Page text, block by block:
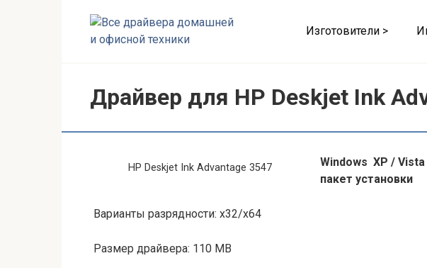
Изготовители >
Драйвер для HP Deskjet Ink
HP Deskjet Ink Advantage 3547
Windows XP /
пакет установки
Варианты разрядности: x32/x64
Размер драйвера: 110 MB